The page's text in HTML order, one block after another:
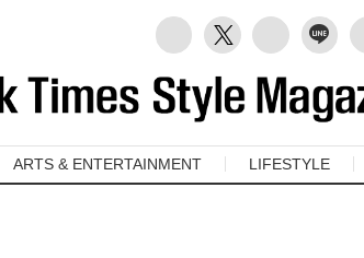
ARTS & ENTERTAINMENT LIFESTYLE